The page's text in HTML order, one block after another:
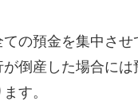
の預金を集中させ
倒産した場合には
す。